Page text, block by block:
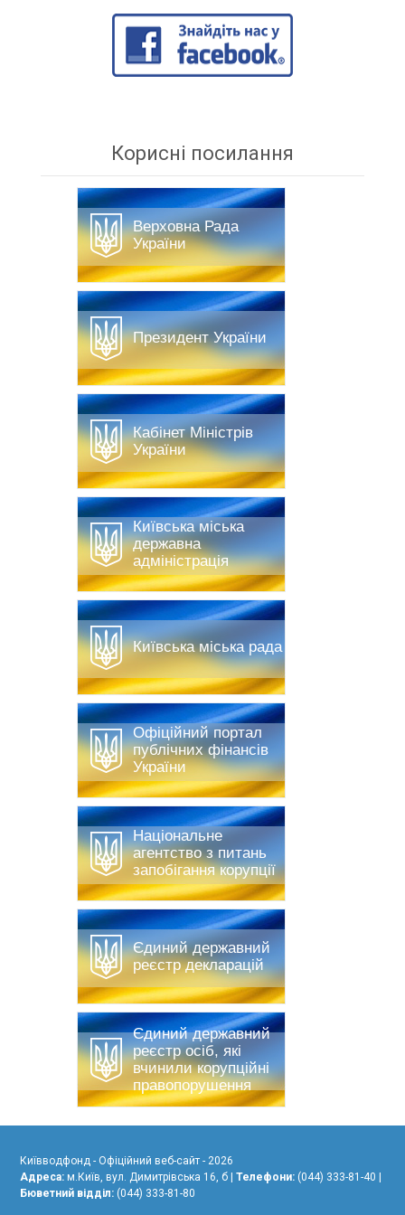
Корисні посилання
Верховна Рада
України
Президент України
Кабінет Міністрів
України
Київська міська
державна
адміністрація
Київська міська рада
Офіційний портал
публічних фінансів
України
Національне
агентство з питань
запобігання корупції
Єдиний державний
реєстр декларацій
Єдиний державний
реєстр осіб, які
вчинили корупційні
правопорушення
Київводфонд - Офіційний веб-сайт - 2026
Адреса: м.Київ, вул. Димитрівська 16, б |Телефони: (044) 333-81-40 |
Бюветний відділ: (044) 333-81-80